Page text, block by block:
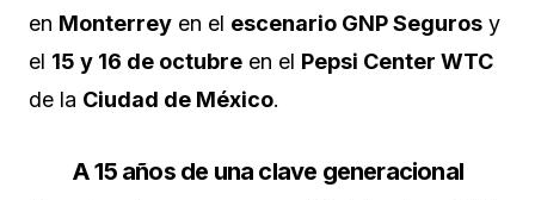
en Monterrey en el escenario GNP Seguros y
el 15 y 16 de octubre en el Pepsi Center WTC
de la Ciudad de México.
A 15 años de una clave generacional